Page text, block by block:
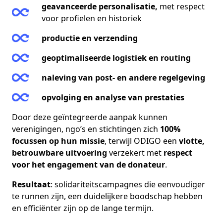
geavanceerde personalisatie, met respect
voor profielen en historiek
productie en verzending
geoptimaliseerde logistiek en routing
naleving van post- en andere regelgeving
opvolging en analyse van prestaties
Door deze geïntegreerde aanpak kunnen
verenigingen, ngo’s en stichtingen zich 100%
focussen op hun missie, terwijl ODIGO een vlotte,
betrouwbare uitvoering verzekert met respect
voor het engagement van de donateur.
Resultaat: solidariteitscampagnes die eenvoudiger
te runnen zijn, een duidelijkere boodschap hebben
en efficiënter zijn op de lange termijn.